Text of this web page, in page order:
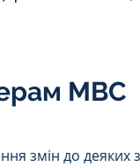
МВС
змін до деяких